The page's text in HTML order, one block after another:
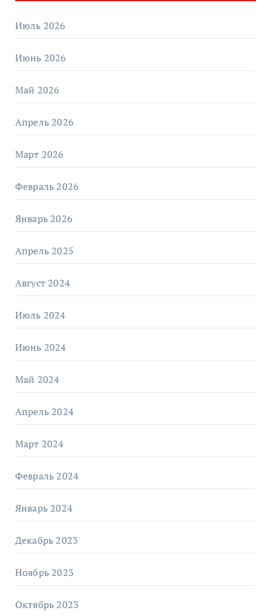
Июль 2026
Июнь 2026
Май 2026
Апрель 2026
Март 2026
Февраль 2026
Январь 2026
Апрель 2025
Август 2024
Июль 2024
Июнь 2024
Май 2024
Апрель 2024
Март 2024
Февраль 2024
Январь 2024
Декабрь 2023
Ноябрь 2023
Октябрь 2023